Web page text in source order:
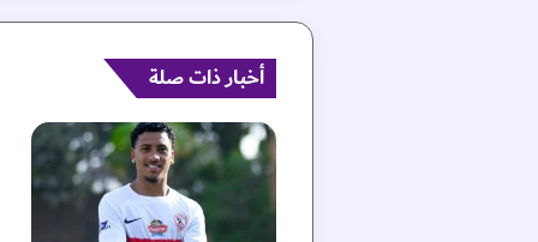
و
ة
م
و
ز
ة
أخبار ذات صلة